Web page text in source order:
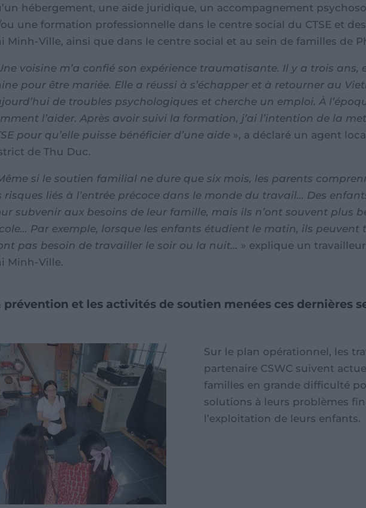
hébergement, une aide juridique, un accompagnement
une formation professionnelle dans le centre social du CTSE et
Minh-Ville, ainsi que dans le centre social et au sein de familles de
voisine m’a confié son expérience traumatisante. Il y a trois ans,
pour être mariée. Elle a réussi à s’échapper et à retourner au
de troubles psychologiques et cherche un emploi. À
l’aider. Après avoir suivi la formation, j’ai l’intention de la
pour qu’elle puisse bénéficier d’une aide», a déclaré un agent
de Thu Duc.
si le soutien familial ne dure que six mois, les parents
risques liés à l’entrée précoce dans le monde du travail… Des
subvenir aux besoins de leur famille, mais ils n’ont souvent plus
Par exemple, lorsque les enfants étudient le matin, ils peuvent
pas besoin de travailler le soir ou la nuit… » explique un
Minh-Ville.
prévention et les activités de soutien menées ces dernières
Sur le plan opérationnel, les
partenaire CSWC suivent
familles en grande difficulté
solutions à leurs problèmes
l’exploitation de leurs enfants.